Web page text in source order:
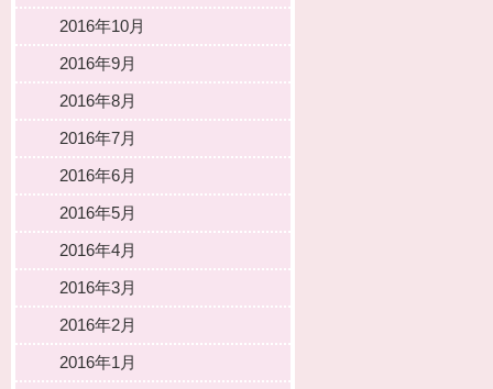
2016年10月
2016年9月
2016年8月
2016年7月
2016年6月
2016年5月
2016年4月
2016年3月
2016年2月
2016年1月